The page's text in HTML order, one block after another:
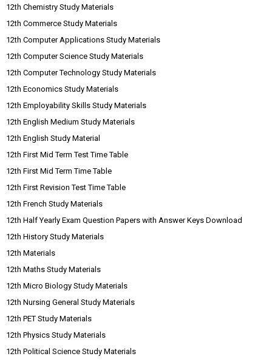
12th Chemistry Study Materials
12th Commerce Study Materials
12th Computer Applications Study Materials
12th Computer Science Study Materials
12th Computer Technology Study Materials
12th Economics Study Materials
12th Employability Skills Study Materials
12th English Medium Study Materials
12th English Study Material
12th First Mid Term Test Time Table
12th First Mid Term Time Table
12th First Revision Test Time Table
12th French Study Materials
12th Half Yearly Exam Question Papers with Answer Keys Download
12th History Study Materials
12th Materials
12th Maths Study Materials
12th Micro Biology Study Materials
12th Nursing General Study Materials
12th PET Study Materials
12th Physics Study Materials
12th Political Science Study Materials